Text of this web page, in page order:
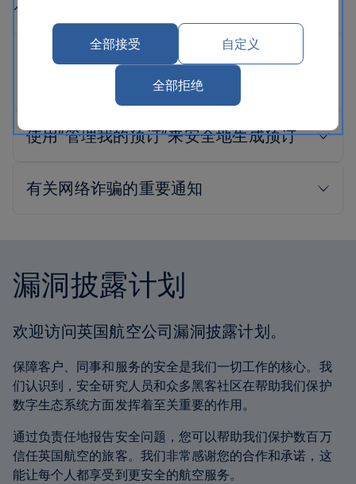
个人信息的安全。
漏洞披露计划
欢迎访问英国航空公司漏洞披露计划。
保障客户、同事和服务的安全是我们一切工作的核心。我
们认识到，安全研究人员和众多黑客社区在帮助我们保护
数字生态系统方面发挥着至关重要的作用。
通过负责任地报告安全问题，您可以帮助我们保护数百万
信任英国航空的旅客。我们非常感谢您的合作和承诺，这
能让每个人都享受到更安全的航空服务。
全部接受 自定义
全部拒绝